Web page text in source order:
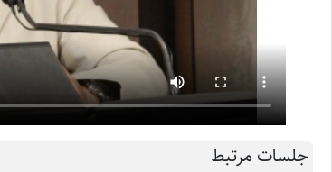
جلسات مرتبط